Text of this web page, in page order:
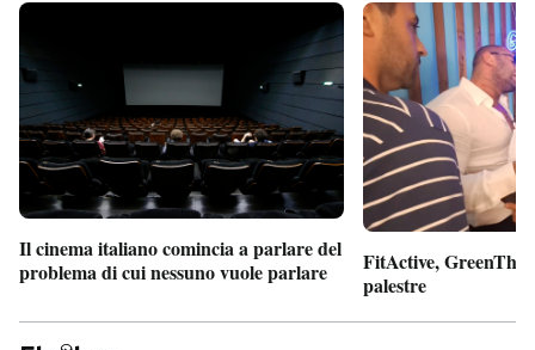
Il cinema italiano comincia a parlare del
problema di cui nessuno vuole parlare
FitActive,
palestre